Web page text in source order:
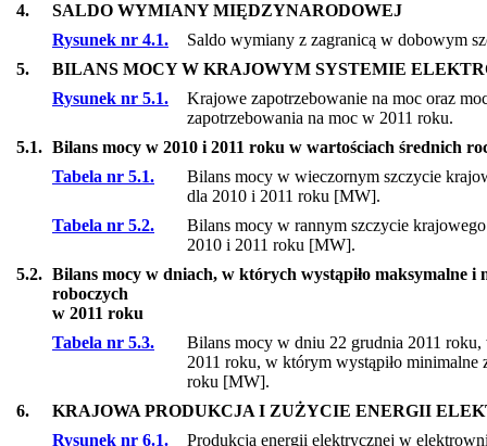
4.
SALDO WYMIANY MIĘDZYNARODOWEJ
Rysunek nr 4.1.
Saldo wymiany z zagranicą w dobowym
5.
BILANS MOCY W KRAJOWYM SYSTEMIE
Rysunek nr 5.1.
Krajowe zapotrzebowanie na moc oraz
zapotrzebowania na moc w 2011 roku.
5.1. Bilans mocy w 2010 i 2011 roku w wartościach średnich
Tabela nr 5.1.
Bilans mocy w wieczornym szczycie
dla 2010 i 2011 roku [MW].
Tabela nr 5.2.
Bilans mocy w rannym szczycie
2010 i 2011 roku [MW].
5.2. Bilans mocy w dniach, w których wystąpiło maksymalne
roboczych
w 2011 roku
Tabela nr 5.3.
Bilans mocy w dniu 22 grudnia 2011
2011 roku, w którym wystąpiło
roku [MW].
6.
KRAJOWA PRODUKCJA I ZUŻYCIE ENERGII
Rysunek nr 6.1.
Produkcja energii elektrycznej w